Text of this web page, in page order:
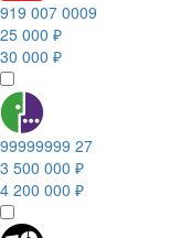
919 007 0009
25 000 ₽
30 000 ₽
99999999 27
3 500 000 ₽
4 200 000 ₽